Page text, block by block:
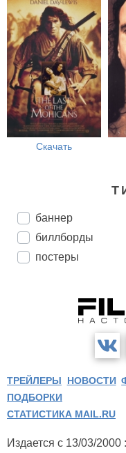
Скачать
баннер
биллборды
постеры
ТРЕЙЛЕРЫ НОВОСТИ
ПОДБОРКИ
СТАТИСТИКА MAIL.RU
Издается с 13/03/